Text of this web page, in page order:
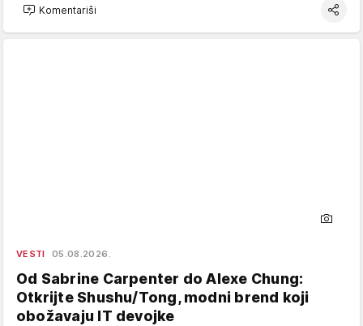
Komentariši
VESTI 05.08.2026.
Od Sabrine Carpenter do Alexe Chung:
Otkrijte Shushu/Tong, modni brend koji
obožavaju IT devojke